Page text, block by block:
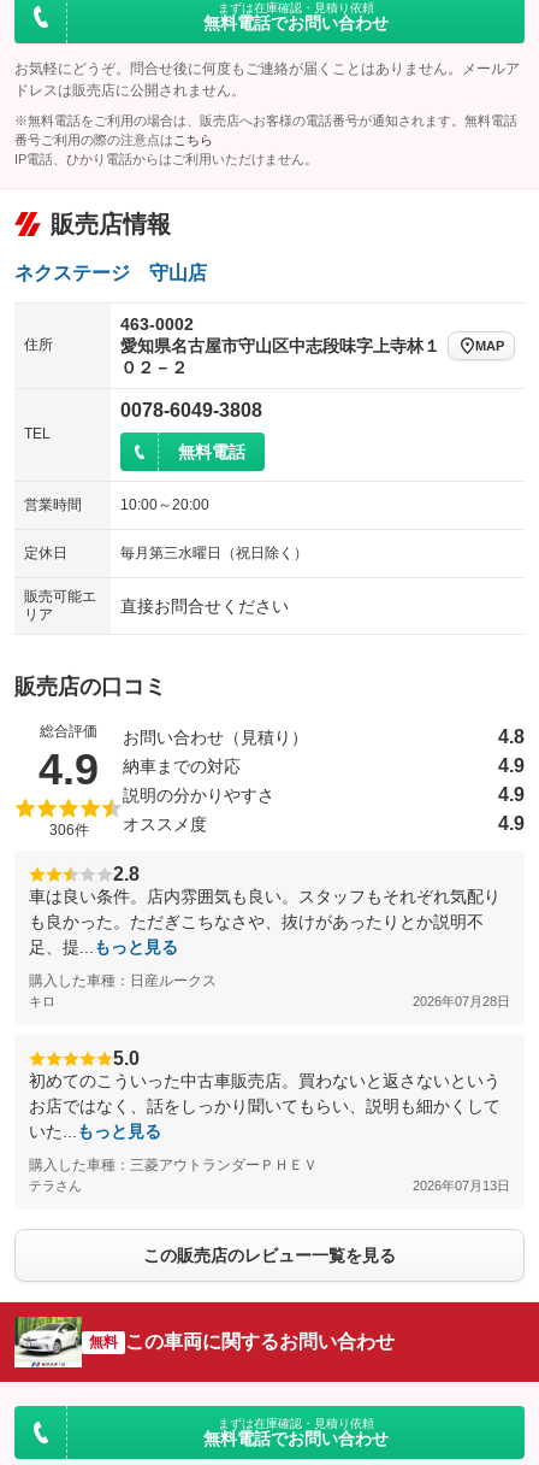
まずは在庫確認・見積り依頼
無料電話でお問い合わせ
お気軽にどうぞ。問合せ後に何度もご連絡が届くことはありません。メールア
ドレスは販売店に公開されません。
※無料電話をご利用の場合は、販売店へお客様の電話番号が通知されます。無料電話
番号ご利用の際の注意点は こちら
IP電話、ひかり電話からはご利用いただけません。
販売店情報
ネクステージ 守山店
住所
463-0002
愛知県名古屋市守山区中志段味字上寺林１
０２－２
MAP
TEL
0078-6049-3808
無料電話
営業時間 10:00～20:00
定休日 毎月第三水曜日（祝日除く）
販売可能エ
リア
直接お問合せください
販売店の口コミ
総合評価
4.9 （5点満点中）
306件
お問い合わせ（見積り） 4.8
納車までの対応 4.9
説明の分かりやすさ 4.9
オススメ度 4.9
2.8
車は良い条件。店内雰囲気も良い。スタッフもそれぞれ気配り
も良かった。ただぎこちなさや、抜けがあったりとか説明不
足、提...
もっと見る
購入した車種：日産ルークス
キロ 2026年07月28日
5.0
初めてのこういった中古車販売店。買わないと返さないという
お店ではなく、話をしっかり聞いてもらい、説明も細かくして
いた...
もっと見る
購入した車種：三菱アウトランダーＰＨＥＶ
テラさん 2026年07月13日
この販売店のレビュー一覧を見る
無料 この車両に関するお問い合わせ
まずは在庫確認・見積り依頼
無料電話でお問い合わせ